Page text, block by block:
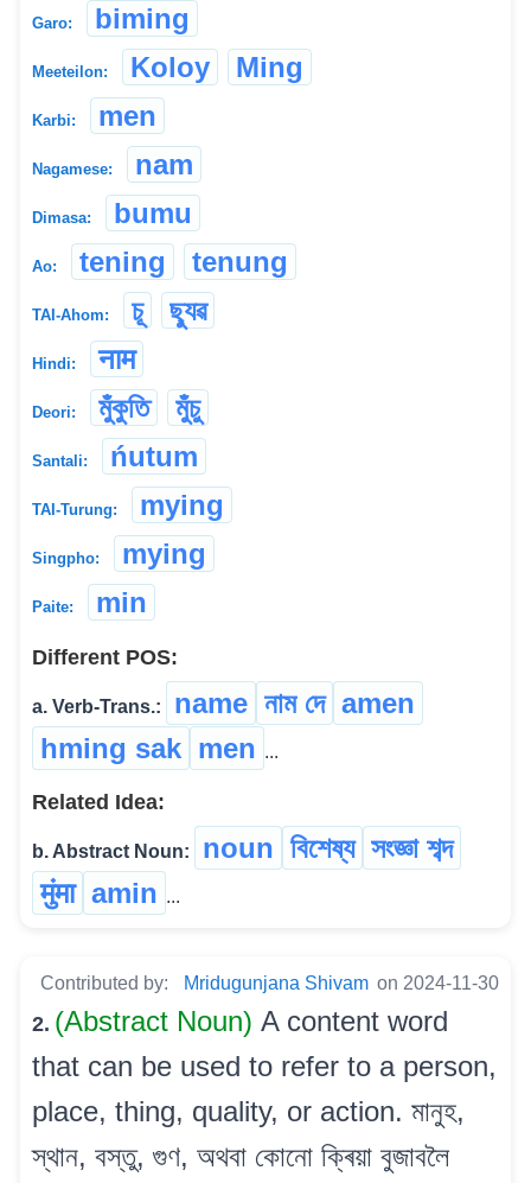
Garo: biming
Meeteilon: Koloy Ming
Karbi: men
Nagamese: nam
Dimasa: bumu
Ao: tening tenung
TAI-Ahom: চূ ছ্যুৱ
Hindi: नाम
Deori: মুঁকুতি মুঁচু
Santali: ńutum
TAI-Turung: mying
Singpho: mying
Paite: min
Different POS:
a. Verb-Trans.: name নাম দে amen
hming sak men ...
Related Idea:
b. Abstract Noun: noun বিশেষ্য সংজ্ঞা শব্দ
मुंमा amin ...
Contributed by: Mridugunjana Shivam on 2024-11-30
2. (Abstract Noun) A content word
that can be used to refer to a person,
place, thing, quality, or action. মানুহ,
স্থান, বস্তু, গুণ, অথবা কোনো ক্ৰিয়া বুজাবলৈ